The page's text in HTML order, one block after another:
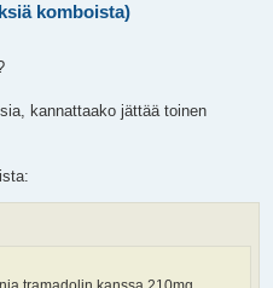
komboista)
kannattaako jättää toinen